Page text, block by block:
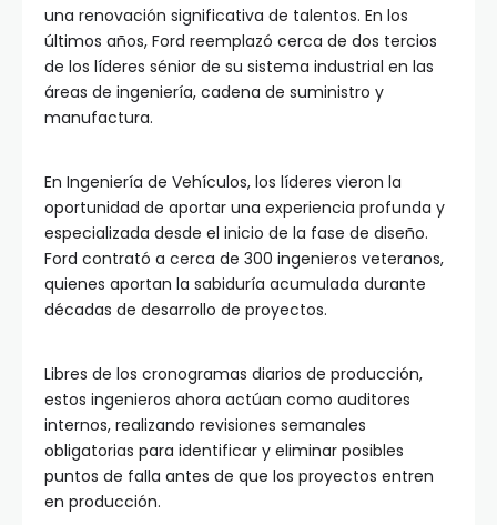
una renovación significativa de talentos. En los
últimos años, Ford reemplazó cerca de dos tercios
de los líderes sénior de su sistema industrial en las
áreas de ingeniería, cadena de suministro y
manufactura.
En Ingeniería de Vehículos, los líderes vieron la
oportunidad de aportar una experiencia profunda y
especializada desde el inicio de la fase de diseño.
Ford contrató a cerca de 300 ingenieros veteranos,
quienes aportan la sabiduría acumulada durante
décadas de desarrollo de proyectos.
Libres de los cronogramas diarios de producción,
estos ingenieros ahora actúan como auditores
internos, realizando revisiones semanales
obligatorias para identificar y eliminar posibles
puntos de falla antes de que los proyectos entren
en producción.